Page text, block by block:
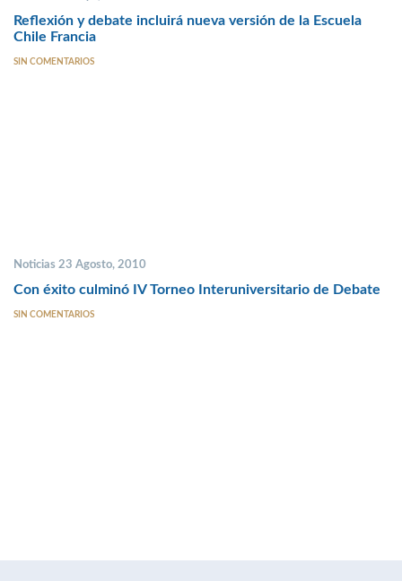
Reflexión y debate incluirá nueva versión de la Escuela
Chile Francia
SIN COMENTARIOS
Noticias 23 Agosto, 2010
Con éxito culminó IV Torneo Interuniversitario de Debate
SIN COMENTARIOS